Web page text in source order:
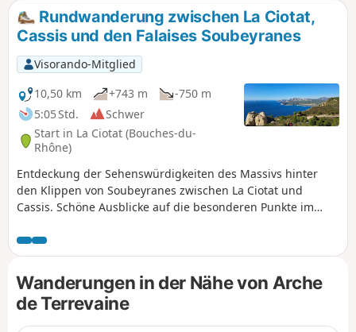
Rundwanderung zwischen La Ciotat,
Cassis und den Falaises Soubeyranes
Visorando-Mitglied
10,50 km
+743 m
-750 m
5:05 Std.
Schwer
Start in La Ciotat (Bouches-du-
Rhône)
Entdeckung der Sehenswürdigkeiten des Massivs hinter
den Klippen von Soubeyranes zwischen La Ciotat und
Cassis. Schöne Ausblicke auf die besonderen Punkte im
Terrevaine, Bau Rous usw. Ebenso auf die Buchten von La
Ciotat und Cassis, auf die Klippen und in der Ferne auf die
Massive des Hinterlands bis hin zur Sainte-Baume und dem
Col de l’Espigoulier.
Wanderungen in der Nähe von Arche
de Terrevaine